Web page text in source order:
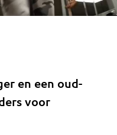
en een oud-
voor